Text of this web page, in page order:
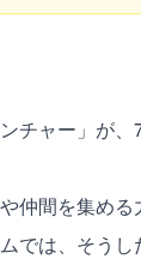
チャー」が、
仲間を集める
では、そうし